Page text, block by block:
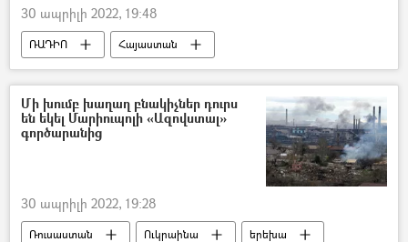
30 ապրիլի 2022, 19:48
ՌԱԴԻՈ
Հայաստան
Արման Թաթոյան
Ադրբեջան
Արմեն Գրիգորյան
պոդկաստ
Մի խումբ խաղաղ բնակիչներ դուրս
են եկել Մարիուպոլի «Ազովստալ»
գործարանից
30 ապրիլի 2022, 19:28
Ռուսաստան Ուկրաինա
երեխա